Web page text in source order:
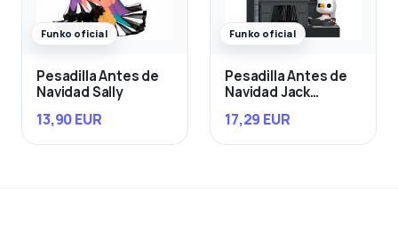
Funko oficial
Pesadilla Antes de
Navidad Sally
13,90 EUR
Funko oficial
Pesadilla Antes de
Navidad Jack
Room
17,29 EUR